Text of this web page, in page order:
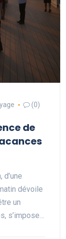
(0)
de
d’une
dévoile
un
s’impose…